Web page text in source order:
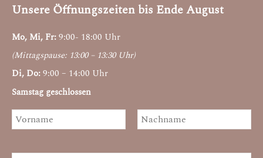
Unsere Öffnungszeiten bis Ende August
Mo, Mi, Fr:9:00- 18:00 Uhr
(Mittagspause: 13:00 – 13:30 Uhr)
Di, Do:9:00 – 14:00 Uhr
Samstag geschlossen